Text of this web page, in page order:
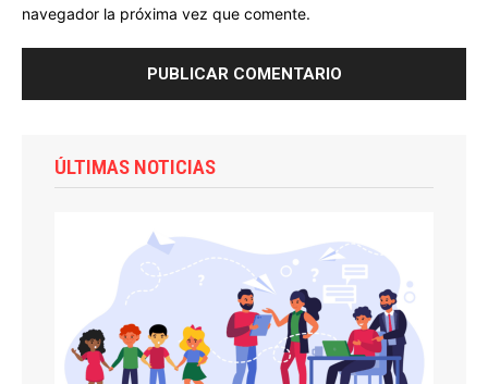
navegador la próxima vez que comente.
ÚLTIMAS NOTICIAS